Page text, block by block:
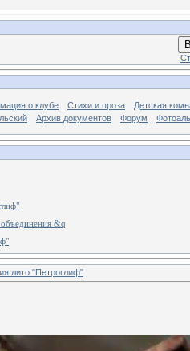
о клубе Стихи и проза
Детская
Архив документов Форум
объединения &q
лито "Петроглиф"